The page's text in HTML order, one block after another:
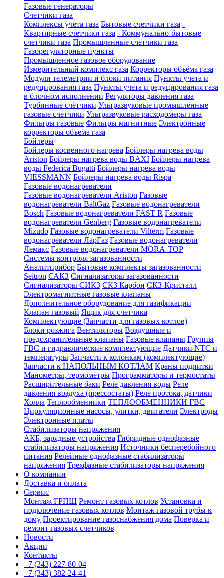
Газовые генераторы
Счетчики газа
Комплексы учета газа Бытовые счетчики газа -
Квартирные счетчики газа - Коммунально-бытовые
счетчики газа Промышленные счетчики газа
Газорегуляторные пункты
Промышленное газовое оборудование
Измерительный комплекс газа Корректоры объёма газа
Модули телеметрии и блоки питания Пункты учета и
редуцирования газа Пункты учета и редуцирования газа
в блочном исполнении Регуляторы давления газа
Турбинные счётчики Ультразвуковые промышленные
газовые счетчики Ультразвуковые расходомеры газа
Фильтры газовые Фильтры магнитные Электронные
корректоры объема газа
Бойлеры
Бойлеры косвенного нагрева Бойлеры нагрева воды
Ariston Бойлеры нагрева воды BAXI Бойлеры нагрева
воды Federica Bugatti Бойлеры нагрева воды
VIESSMANN Бойлеры нагрева воды Rispa
Газовые водонагреватели
Газовые водонагреватели Ariston Газовые
водонагреватели BaltGaz Газовые водонагреватели
Bosch Газовые водонагреватели FAST R Газовые
водонагреватели Genberg Газовые водонагреватели
Mizudo Газовые водонагреватели Vilterm Газовые
водонагреватели ЛарГаз Газовые водонагреватели
Лемакс Газовые водонагреватели MORA-TOP
Системы контроля загазованности
Аналитприбор Бытовые комплекты загазованности
Seitron САКЗ Сигнализаторы загазованности
Сигнализаторы СИКЗ СКЗ Карбон СКЗ-Кристалл
Электромагнитные газовые клапаны
Дополнительное оборудование для газификации
Клапан газовый Ящик для счетчика
Комплектующие (Запчасти для газовых котлов)
Блоки розжига Вентиляторы Воздушные и
предохранительные клапаны Газовые клапаны Группы
ГВС и гидравлические комплектующие Датчики NTC и
температуры Запчасти к колонкам (комплектующие)
Запчасти к НАПОЛЬНЫМ КОТЛАМ Краны подпитки
Манометры, термометры Программаторы и термостаты
Расширительные баки Реле давления воды Реле
давления воздуха (прессостаты) Реле протока, датчики
Холла Теплообменники ТЕПЛООБМЕННИКИ ГВС
Циркуляционные насосы, улитки, двигатели Электроды
Электронные платы
Стабилизаторы напряжения
АКБ, зарядные устройства Гибридные однофазные
стабилизаторы напряжения Источники бесперебойного
питания Релейные однофазные стабилизаторы
напряжения Трехфазные стабилизаторы напряжения
О компании
Доставка и оплата
Сервис
Монтаж ГРПШ Ремонт газовых котлов Установка и
подключение газовых котлов Монтаж газовой трубы к
дому Проектирование газоснабжения дома Поверка и
ремонт газовых счетчиков
Новости
Акции
Контакты
+7 (343) 227-80-04
+7 (343) 382-24-41